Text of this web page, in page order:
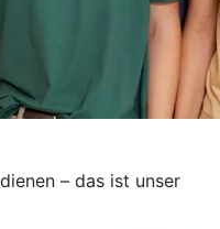
– das ist unser